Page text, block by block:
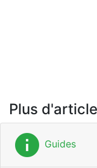
Plus
info Guides